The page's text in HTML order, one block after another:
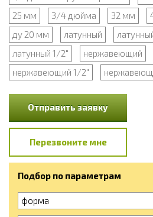
25 мм
3/4 дюйма 32 мм
ду 20 мм
латунный
латунный 1/2"
нержавеющий
нержавеющий 1/2"
Отправить заявку
Перезвоните мне
Подбор по параметрам
форма